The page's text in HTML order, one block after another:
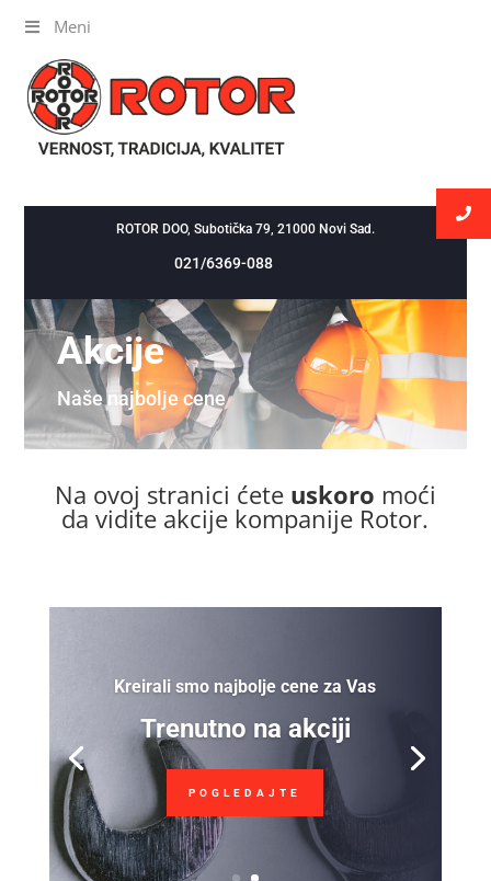
ROTOR DOO, Subotička 79, 21000 Novi Sad.
021/6369-088
Akcije
Naše najbolje cene
Na ovoj stranici ćete uskoro moći
da vidite akcije kompanije Rotor.
Kreirali smo najbolje cene za Vas
Trenutno na akciji
POGLEDAJTE
Meni
Meni